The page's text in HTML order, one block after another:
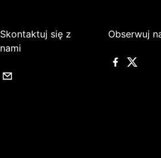
Skontaktuj się z
nami
Obserwuj